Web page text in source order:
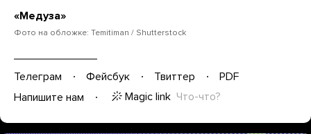
«Медуза»
Фото на обложке: Temitiman / Shutterstock
Телеграм Фейсбук Твиттер
PDF
Напишите нам
Magic link Что-что?